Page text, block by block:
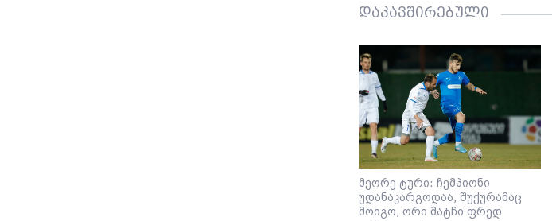
დაკავშირებული
მეორე ტური: ჩემპიონი
უდანაკარგოდაა, შუქურამაც
მოიგო, ორი მატჩი ფრედ